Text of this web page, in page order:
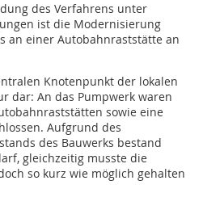
des Verfahrens unter
ist die Modernisierung
an einer Autobahnraststätte an
Knotenpunkt der lokalen
dar: An das Pumpwerk waren
sowie eine
Aufgrund des
des Bauwerks bestand
gleichzeitig musste die
so kurz wie möglich gehalten